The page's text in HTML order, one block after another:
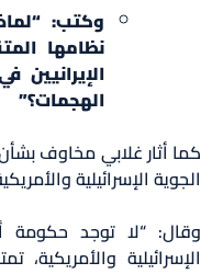
وكتب:
الهجمات؟”
كما أثار غلابي مخاوف
الجوية الإسرائيلية
وقال: “لا توجد حكومة
الإسرائيلية والأمريكية،